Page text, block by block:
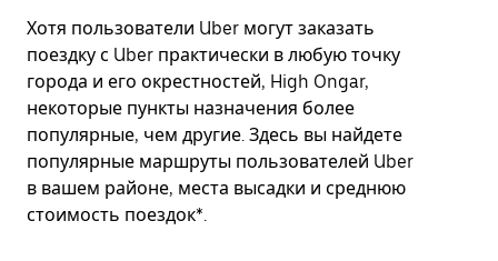
Хотя пользователи Uber могут заказать
поездку с Uber практически в любую точку
города и его окрестностей, High Ongar,
некоторые пункты назначения более
популярные, чем другие. Здесь вы найдете
популярные маршруты пользователей Uber
в вашем районе, места высадки и среднюю
стоимость поездок*.